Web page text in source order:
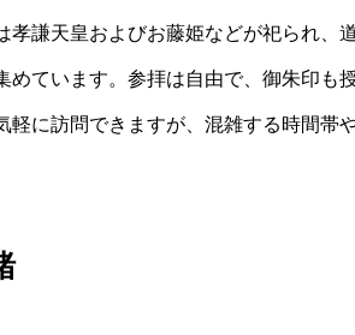
孝謙天皇およびお藤姫などが祀られ、
めています。参拝は自由で、御朱印も
軽に訪問できますが、混雑する時間帯